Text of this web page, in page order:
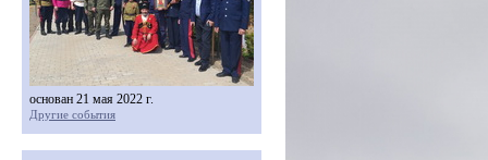
основан 21 мая 2022 г.
Другие события